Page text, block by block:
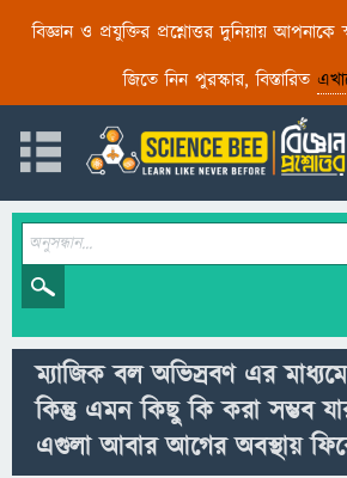
বিজ্ঞান ও প্রযুক্তির প্রশ্নোত্তর দুনিয়ায় আপনাকে
জিতে নিন পুরস্কার, বিস্তারিত
ম্যাজিক বল অভিস্রবণ এর
কিন্তু এমন কিছু কি করা সম্ভব
এগুলা আবার আগের অবস্থায়